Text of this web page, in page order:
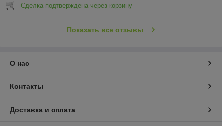
Сделка подтверждена через корзину
Показать все отзывы
О нас
Контакты
Доставка и оплата